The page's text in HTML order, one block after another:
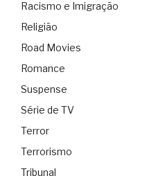
Racismo e Imigração
Religião
Road Movies
Romance
Suspense
Série de TV
Terror
Terrorismo
Tribunal